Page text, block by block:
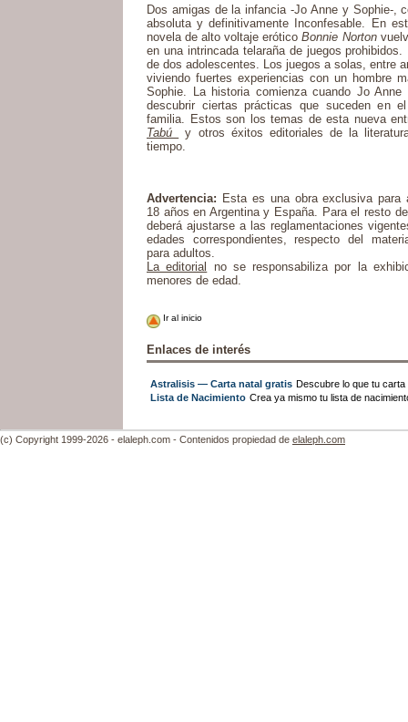
Dos amigas de la infancia -Jo Anne y Sophie-,
absoluta y definitivamente Inconfesable. En
novela de alto voltaje eróticoBonnie Norton
en una intrincada telaraña de juegos
de dos adolescentes. Los juegos a solas, entre
viviendo fuertes experiencias con un hombre
Sophie. La historia comienza cuando Jo
descubrir ciertas prácticas que suceden en
familia. Estos son los temas de esta nueva
Tabú
y otros éxitos editoriales de la
tiempo.
Advertencia: Esta es una obra exclusiva para
18 años en Argentina y España. Para el resto
deberá ajustarse a las reglamentaciones
edades correspondientes, respecto del
para adultos.
La editorial
no se responsabiliza por la
menores de edad.
Ir al inicio
Enlaces de interés
Astralisis — Carta natal gratis Descubre lo que tu
Lista de Nacimiento Crea ya mismo tu lista de
(c) Copyright 1999-2026 - elaleph.com - Contenidos propiedad de elaleph.com